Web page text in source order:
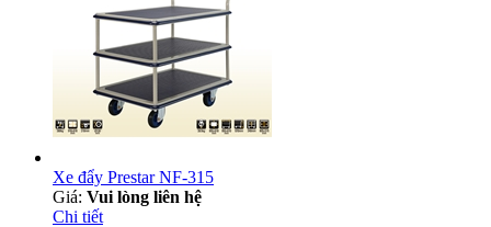
Xe đẩy Prestar NF-315
Giá: Vui lòng liên hệ
Chi tiết